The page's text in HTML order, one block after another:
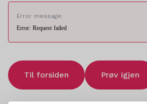
Error message:
Error: Request failed
Til forsiden Prøv igjen